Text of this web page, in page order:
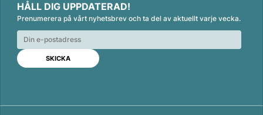
n
k
e
d
n
c
e
b
o
o
k
a
i
l
HÅLL DIG UPPDATERAD!
Prenumerera på vårt nyhetsbrev och ta del av aktuellt varje vecka.